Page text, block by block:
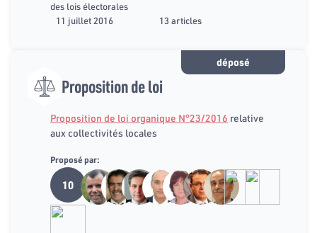
des lois électorales
11 juillet 2016
13 articles
déposé
Proposition de loi
Proposition de loi organique N°23/2016 relative
aux collectivités locales
Proposé par:
10